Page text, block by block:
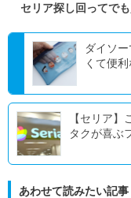
セリア探し回ってで
ダイソ
くて便
【セリア
タクが喜ぶ
あわせて読みたい記事